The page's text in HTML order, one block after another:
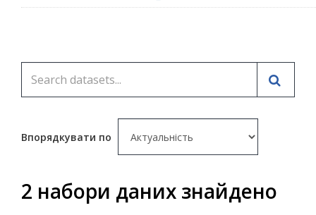
Впорядкувати по
2 набори даних знайдено